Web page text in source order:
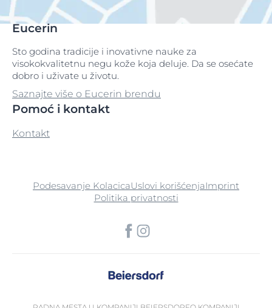
Eucerin
Sto godina tradicije i inovativne nauke za
visokokvalitetnu negu kože koja deluje. Da se osećate
dobro i uživate u životu.
Saznajte više o Eucerin brendu
Pomoć i kontakt
Kontakt
Podesavanje KolacicaUslovi korišćenjaImprint
Politika privatnosti